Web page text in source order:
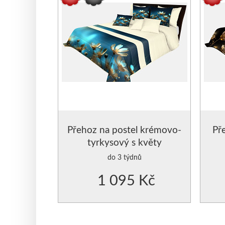
Svícny k zapůjčení Přehozy
POLŠTÁŘE
Přehoz na postel krémovo-
tyrkysový s květy
do 3 týdnů
1 095 Kč